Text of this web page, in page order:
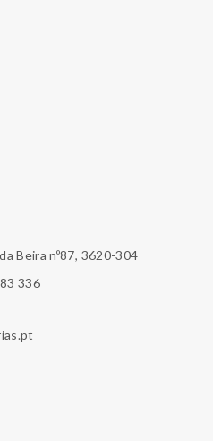
Beira nº87, 3620-304
336